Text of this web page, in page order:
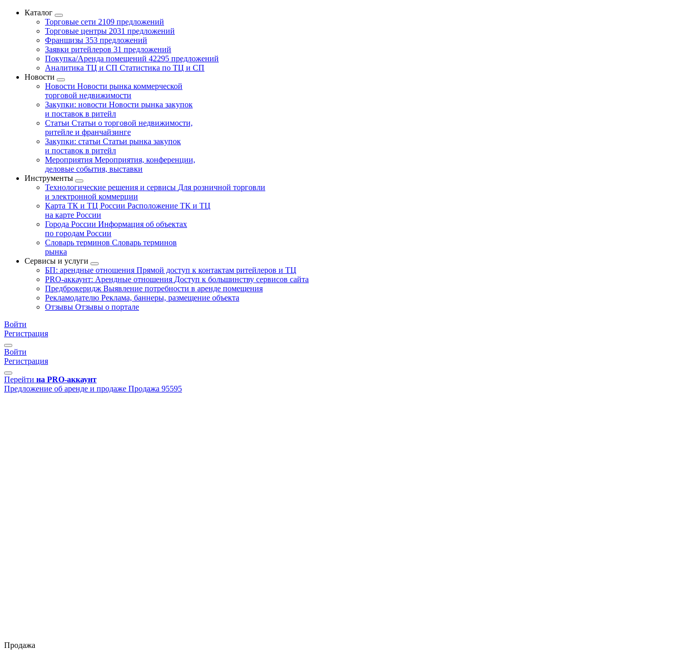
Каталог
Торговые сети 2109 предложений
Торговые центры 2031 предложений
Франшизы 353 предложений
Заявки ритейлеров 31 предложений
Покупка/Аренда помещений 42295 предложений
Аналитика ТЦ и СП Статистика по ТЦ и СП
Новости
Новости Новости рынка коммерческой
торговой недвижимости
Закупки: новости Новости рынка закупок
и поставок в ритейл
Статьи Статьи о торговой недвижимости,
ритейле и франчайзинге
Закупки: статьи Статьи рынка закупок
и поставок в ритейл
Мероприятия Мероприятия, конференции,
деловые события, выставки
Инструменты
Технологические решения и сервисы Для розничной торговли
и электронной коммерции
Карта ТК и ТЦ России Расположение ТК и ТЦ
на карте России
Города России Информация об объектах
по городам России
Словарь терминов Словарь терминов
рынка
Сервисы и услуги
БП: арендные отношения Прямой доступ к контактам ритейлеров и ТЦ
PRO-аккаунт: Арендные отношения Доступ к большинству сервисов сайта
Предброкеридж Выявление потребности в аренде помещения
Рекламодателю Реклама, баннеры, размещение объекта
Отзывы Отзывы о портале
Войти
Регистрация
Войти
Регистрация
Перейти на PRO-аккаунт
Предложение об аренде и продаже Продажа 95595
Продажа